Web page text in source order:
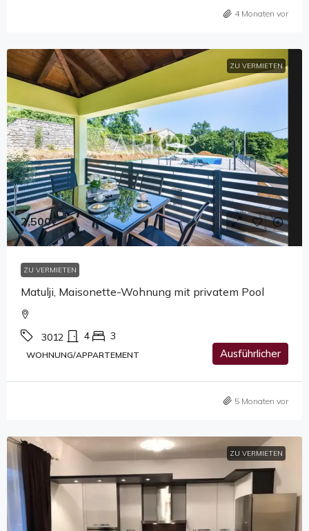
4 Monaten vor
ZU VERMIETEN
2,500€
ZU VERMIETEN
Matulji, Maisonette-Wohnung mit privatem Pool
3012 4 3
WOHNUNG/APPARTEMENT Ausführlicher
5 Monaten vor
ZU VERMIETEN